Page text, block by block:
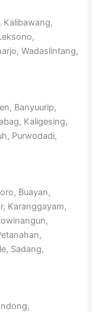
Kalibawang,
Wadaslintang,
Banyuurip,
Kaligesing,
Purwodadi,
Buayan,
Karanggayam,
Sadang,